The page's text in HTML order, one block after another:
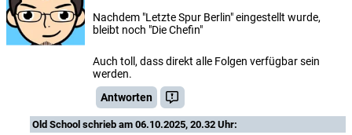
Nachdem "Letzte Spur Berlin" eingestellt wurde,
bleibt noch "Die Chefin"
Auch toll, dass direkt alle Folgen verfügbar sein
werden.
Antworten
Old School schrieb am 06.10.2025, 20.32 Uhr: